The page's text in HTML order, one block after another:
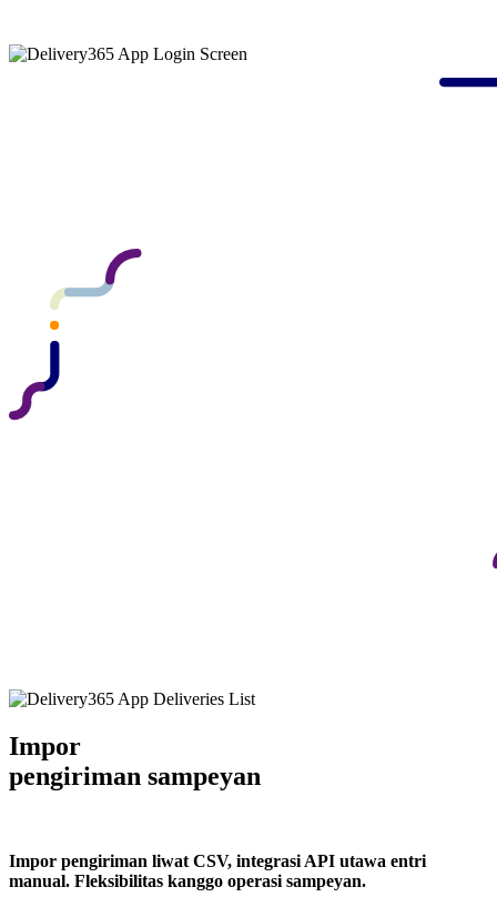
Impor
pengiriman sampeyan
Impor pengiriman liwat CSV, integrasi API utawa entri
manual. Fleksibilitas kanggo operasi sampeyan.